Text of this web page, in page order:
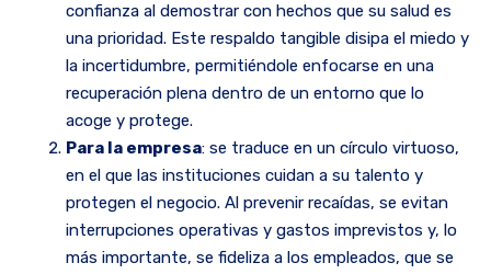
confianza al demostrar con hechos que su salud es
una prioridad. Este respaldo tangible disipa el miedo y
la incertidumbre, permitiéndole enfocarse en una
recuperación plena dentro de un entorno que lo
acoge y protege.
Para la empresa: se traduce en un círculo virtuoso,
en el que las instituciones cuidan a su talento y
protegen el negocio. Al prevenir recaídas, se evitan
interrupciones operativas y gastos imprevistos y, lo
más importante, se fideliza a los empleados, que se